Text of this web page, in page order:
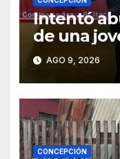
Intentó
de una
fueAGO 9, 2026
CONCEPCIÓN